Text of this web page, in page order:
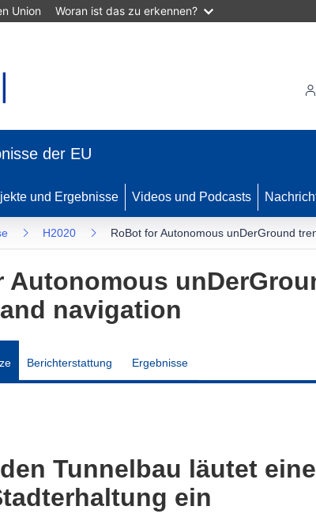
Union Woran ist das zu erkennen?
der EU
und Ergebnisse Videos und Podcasts
H2020 RoBot for Autonomous unDerGround
Autonomous
navigation
Berichterstattung Ergebnisse
Tunnelbau läutet
ein